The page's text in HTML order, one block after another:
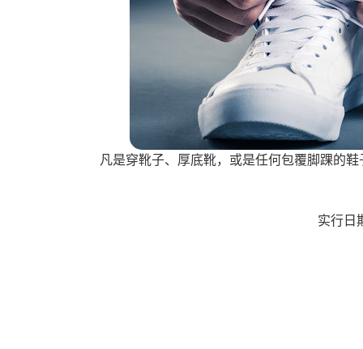
凡是穿靴子、厚底靴，或是任何包覆脚踝的
实行日